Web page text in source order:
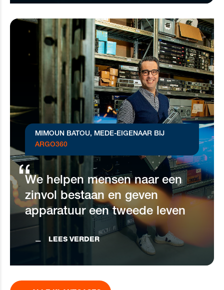
MIMOUN BATOU, MEDE-EIGENAAR BIJ
ARGO360
We helpen mensen naar een
zinvol bestaan en geven
apparatuur een tweede leven
LEES VERDER